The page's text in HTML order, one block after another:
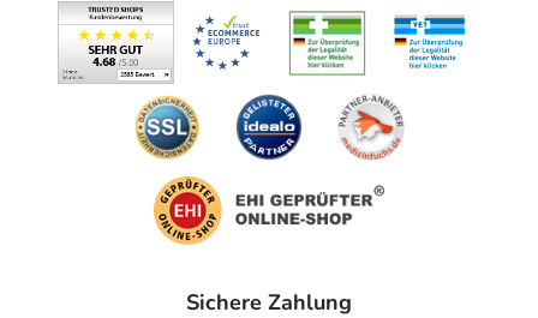
Ruhrpharm AG
Heidsieker Heide 114
33739 Bielefeld
PDF des Beipackzettelskönnen Sie sich oben
Sichere Zahlung